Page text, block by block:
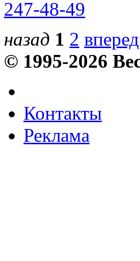
247-48-49
назад 1 2 вперед
© 1995-2026
Контакты
Реклама